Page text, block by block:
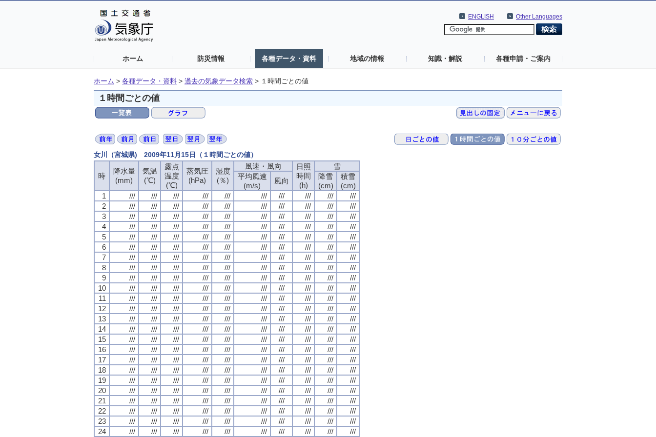
Other Languages
ENGLISH
ホーム 防災情報 各種データ・資料 地域の情報 知識・解説 各種申請・ご案内
ホーム > 各種データ・資料 > 過去の気象データ検索 > １時間ごとの値
１時間ごとの値
女川（宮城県) 2009年11月15日（１時間ごとの値）
時
降水量
(mm)
気温
(℃)
露点
温度
(℃)
蒸気圧
(hPa)
湿度
(％)
風速・風向
日照
時間
(h)
雪
平均風速
(m/s)
風向
降雪
(cm)
積雪
(cm)
1
/// /// /// /// /// /// /// /// ///
///
2
/// /// /// /// /// /// /// /// ///
///
3
/// /// /// /// /// /// /// /// ///
///
4
/// /// /// /// /// /// /// /// ///
///
5
/// /// /// /// /// /// /// /// ///
///
6
/// /// /// /// /// /// /// /// ///
///
7
/// /// /// /// /// /// /// /// ///
///
8
/// /// /// /// /// /// /// /// ///
///
9
/// /// /// /// /// /// /// /// ///
///
10
/// /// /// /// /// /// /// /// ///
///
11
/// /// /// /// /// /// /// /// ///
///
12
/// /// /// /// /// /// /// /// ///
///
13
/// /// /// /// /// /// /// /// ///
///
14
/// /// /// /// /// /// /// /// ///
///
15
/// /// /// /// /// /// /// /// ///
///
16
/// /// /// /// /// /// /// /// ///
///
17
/// /// /// /// /// /// /// /// ///
///
18
/// /// /// /// /// /// /// /// ///
///
19
/// /// /// /// /// /// /// /// ///
///
20
/// /// /// /// /// /// /// /// ///
///
21
/// /// /// /// /// /// /// /// ///
///
22
/// /// /// /// /// /// /// /// ///
///
23
/// /// /// /// /// /// /// /// ///
///
24
/// /// /// /// /// /// /// /// /// ///